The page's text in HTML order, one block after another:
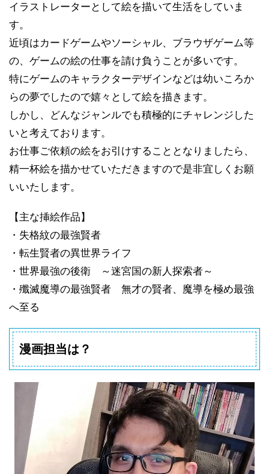
イラストレーターとして絵を描いて生活をしていま
す。
近頃はカードゲームやソーシャル、ブラウザゲーム等
の、ゲームの絵の仕事を請け負うことが多いです。
特にゲームのキャラクターデザインなどは幼いころか
らの夢でしたので嬉々として絵を描きます。
しかし、どんなジャンルでも積極的にチャレンジした
いと考えております。
お仕事ご依頼の絵をお引けすることとなりましたら、
精一杯絵を描かせていただきますので是非宜しくお願
いいたします。
【主な挿絵作品】
・失格紋の最強賢者
・転生賢者の異世界ライフ
・世界最強の後衛 ～迷宮国の新人探索者～
・殲滅魔導の最強賢者 無才の賢者、魔導を極め最強
へ至る
漫画担当は？